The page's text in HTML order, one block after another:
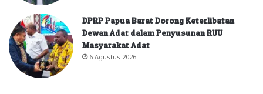
DPRP Papua Barat Dorong Keterlibatan
Dewan Adat dalam Penyusunan RUU
Masyarakat Adat
6 Agustus 2026